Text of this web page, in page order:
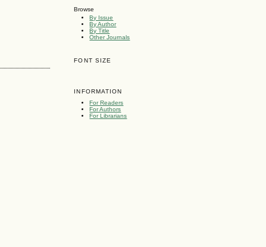
Browse
By Issue
By Author
By Title
Other Journals
FONT SIZE
INFORMATION
For Readers
For Authors
For Librarians